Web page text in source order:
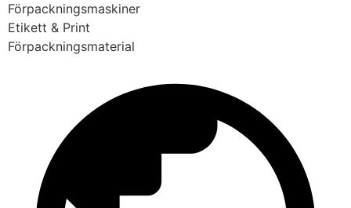
Förpackningsmaskiner
Etikett & Print
Förpackningsmaterial